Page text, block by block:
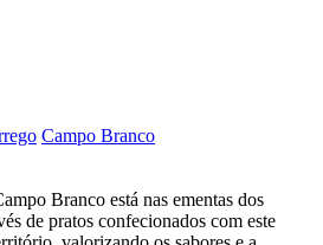
Campo Branco
Branco está nas ementas dos
de pratos confecionados com este